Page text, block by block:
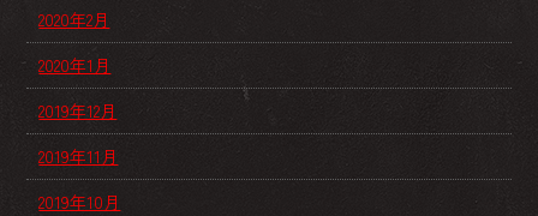
2020年2月
2020年1月
2019年12月
2019年11月
2019年10月